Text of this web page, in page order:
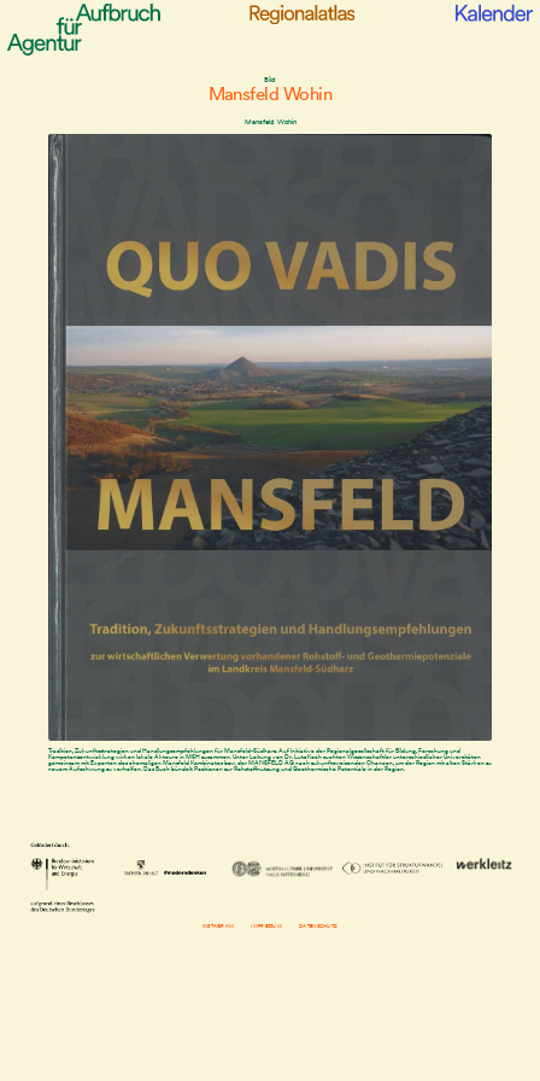
Bild
Mansfeld Wohin
Mansfeld Wohin
Tradition, Zukunftsstrategien und Handlungsempfehlungen für Mansfeld-Südharz. Auf Initiative der Regionalgesellschaft für Bildung, Forschung und
Kompetenzentwicklung wirken lokale Akteure in MSH zusammen. Unter Leitung von Dr. Lutz Koch suchten Wissenschaftler unterschiedlicher Universitäten
gemeinsam mit Experten des ehemaligen Mansfeld Kombinates bzw. der MANSFELD AG nach zukunftsweisenden Chancen, um der Region mit alten Stärken zu
neuem Aufschwung zu verhelfen. Das Buch bündelt Positionen zur Rohstoffnutzung und Geothermische Potentiale in der Region.
INSTAGRAM IMPRESSUM DATENSCHUTZ